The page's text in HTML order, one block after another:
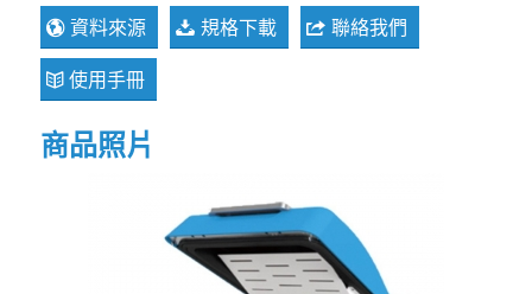
資料來源 規格下載 聯絡我們
使用手冊
商品照片